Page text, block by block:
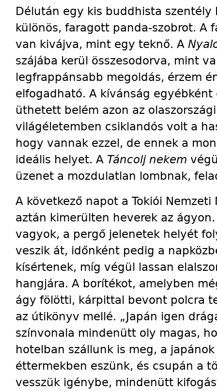
Délután egy kis buddhista
különös, faragott panda-szobrot. A
van kivájva, mint egy teknő. A
szájába kerül összesodorva, mint
legfrappánsabb megoldás, érzem
elfogadható. A kívánság
üthetett belém azon az
világéletemben csiklandós volt a
hogy vannak ezzel, de ennek a
ideális helyet. A Táncolj nekem
üzenet a mozdulatlan lombnak,
A következő napot a Tokiói
aztán kimerülten heverek az
vagyok, a pergő jelenetek helyét
veszik át, időnként pedig a
kísértenek, míg végül lassan
hangjára. A borítékot, amelyben
ágy fölötti, kárpittal bevont polcra
az útikönyv mellé. „Japán igen
színvonala mindenütt oly magas,
hotelban szállunk is meg, a
éttermekben eszünk, és csupán a
vesszük igénybe, mindenütt